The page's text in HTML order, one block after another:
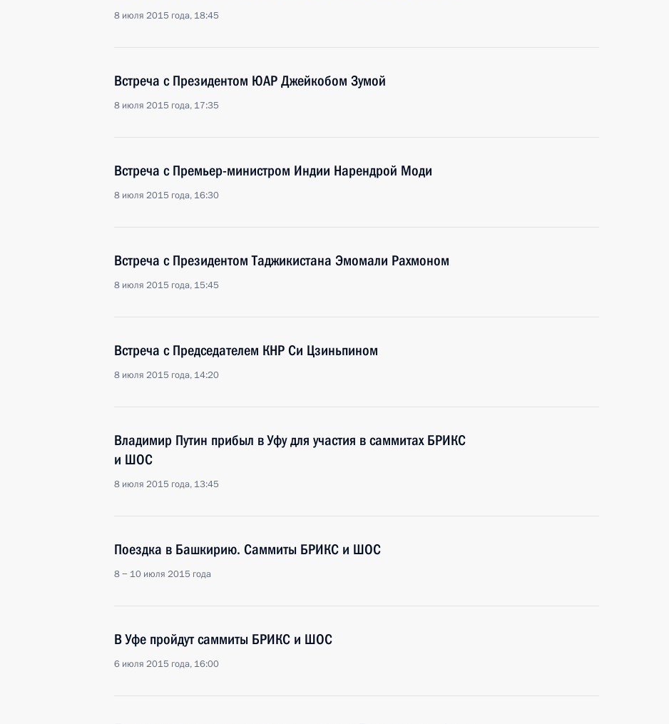
8 июля 2015 года, 18:45
Встреча с Президентом ЮАР Джейкобом Зумой
8 июля 2015 года, 17:35
Встреча с Премьер-министром Индии Нарендрой Моди
8 июля 2015 года, 16:30
Встреча с Президентом Таджикистана Эмомали Рахмоном
8 июля 2015 года, 15:45
Встреча с Председателем КНР Си Цзиньпином
8 июля 2015 года, 14:20
Владимир Путин прибыл в Уфу для участия в саммитах БРИКС
и ШОС
8 июля 2015 года, 13:45
Поездка в Башкирию. Саммиты БРИКС и ШОС
8 − 10 июля 2015 года
В Уфе пройдут саммиты БРИКС и ШОС
6 июля 2015 года, 16:00